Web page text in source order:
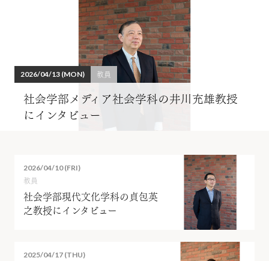
2026/04/13 (MON) 教員
社会学部メディア社会学科の井川充雄教授
にインタビュー
2026/04/10 (FRI)
教員
社会学部現代文化学科の貞包英
之教授にインタビュー
2025/04/17 (THU)